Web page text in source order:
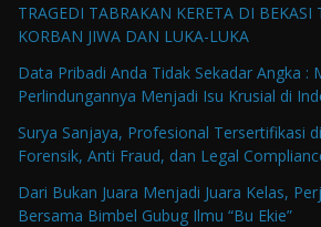
TRAGEDI TABRAKAN KERETA DI
KORBAN JIWA DAN LUKA-LUKA
Data Pribadi Anda Tidak Sekadar Angka :
Perlindungannya Menjadi Isu Krusial di
Surya Sanjaya, Profesional Tersertifikasi
Forensik, Anti Fraud, dan Legal
Dari Bukan Juara Menjadi Juara Kelas,
Bersama Bimbel Gubug Ilmu “Bu Ekie”